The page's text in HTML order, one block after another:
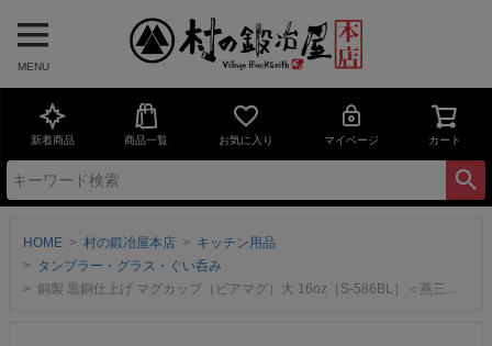
MENU
新着商品 商品一覧 お気に入り マイページ カート
HOME 村の鍛冶屋本店
キッチン用品
タンブラー・グラス・ぐい呑み
銅製 黒銅仕上げ マグカップ（ビアマグ）大 16oz［S-586BL］＜燕三条製｜新光金属株式会社 コパドア＞※ご注文を頂いてから、黒染め作業に入るため、発送までに1週間程度かかります。【頑張って送料無料！】